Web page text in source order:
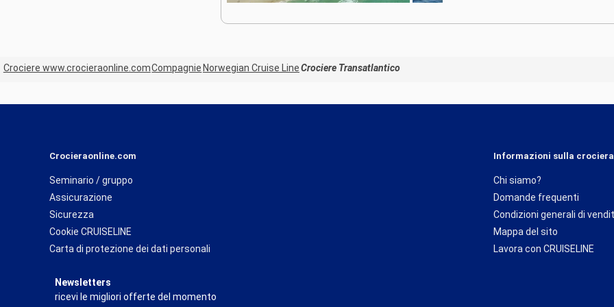
Crociere www.crocieraonline.comCompagnie Norwegian Cruise LineCrociere Transatlantico
Crocieraonline.com
Seminario / gruppo
Assicurazione
Sicurezza
Cookie CRUISELINE
Carta di protezione dei dati personali
Informazioni sulla crociera
Chi siamo?
Domande frequenti
Condizioni generali di
Mappa del sito
Lavora con CRUISELINE
Newsletters
ricevi le migliori offerte del momento